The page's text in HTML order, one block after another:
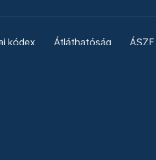
kódex Átláthatóság ÁSZF